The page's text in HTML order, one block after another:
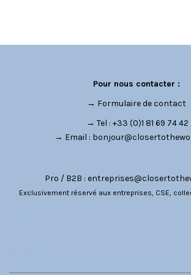
Pour nous contacter :
→ Formulaire de contact
→ Tel : +33 (0)1 81 69 74 42
→ Email :
Pro / B2B :
Exclusivement réservé aux entreprises, CSE,